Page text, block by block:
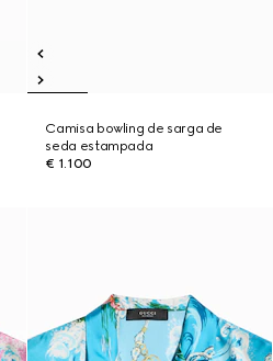
Camisa bowling de sarga de
seda estampada
€ 1.100